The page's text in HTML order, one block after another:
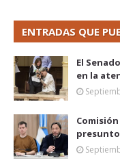
ENTRADAS QUE
El
en la